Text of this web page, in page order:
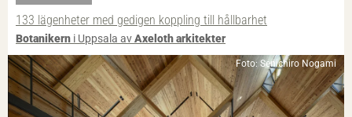
133 lägenheter med gedigen koppling till hållbarhet
Botanikern i Uppsala avAxeloth arkitekter
Foto: Senichiro Nogami